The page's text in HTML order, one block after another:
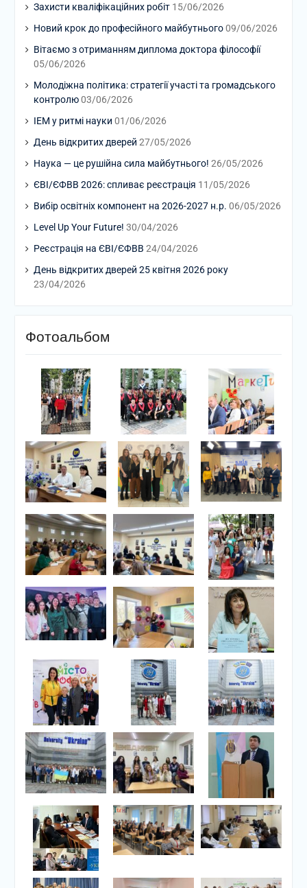
Захисти кваліфікаційних робіт 15/06/2026
Новий крок до професійного майбутнього 09/06/2026
Вітаємо з отриманням диплома доктора філософії
05/06/2026
Молодіжна політика: стратегії участі та громадського
контролю 03/06/2026
ІЕМ у ритмі науки 01/06/2026
День відкритих дверей 27/05/2026
Наука — це рушійна сила майбутнього! 26/05/2026
ЄВІ/ЄФВВ 2026: спливає реєстрація 11/05/2026
Вибір освітніх компонент на 2026-2027 н.р. 06/05/2026
Level Up Your Future! 30/04/2026
Реєстрація на ЄВІ/ЄФВВ 24/04/2026
День відкритих дверей 25 квітня 2026 року
23/04/2026
Фотоальбом